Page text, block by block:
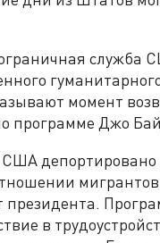
служба
момент
программе Джо
США
в